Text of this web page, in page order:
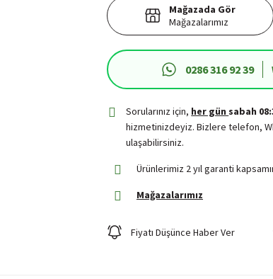
Mağazada Gör
Mağazalarımız
0286 316 92 39
Sorularınız için, her gün sabah
hizmetinizdeyiz. Bizlere telefon,
ulaşabilirsiniz.
Ürünlerimiz 2 yıl garanti
Mağazalarımız
Fiyatı Düşünce Haber Ver